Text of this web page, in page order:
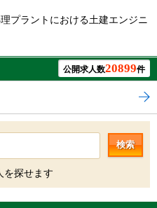
プラントにおける土建エンジニ
公開求人数20899件
検索
を探せます